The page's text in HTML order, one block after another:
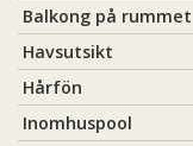
Balkong på rummet
Havsutsikt
Hårfön
Inomhuspool